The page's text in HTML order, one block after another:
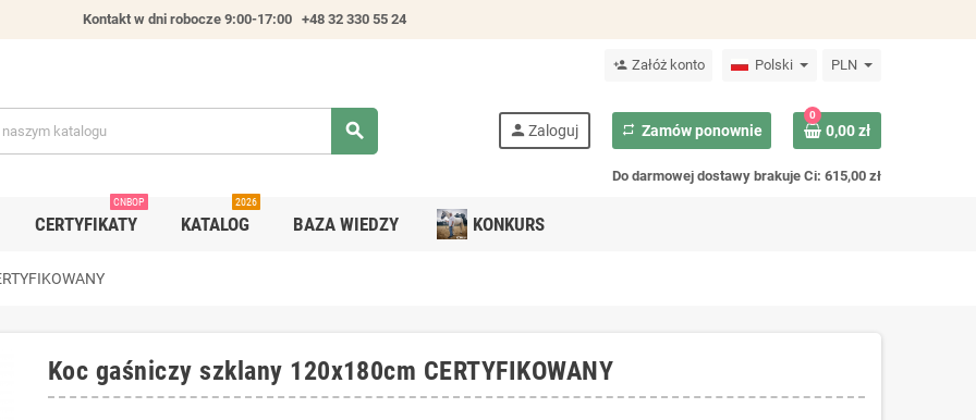
Kontakt w dni robocze 9:00-17:00 +48 32 330 55 24
person_add Załóż konto Polski PLN
search person Zaloguj repeat Zamów ponownie
0
0,00 zł
Do darmowej dostawy brakuje Ci: 615,00 zł
CERTYFIKATY
CNBOP
KATALOG
2026
BAZA WIEDZY KONKURS
Koc gaśniczy szklany 120x180cm CERTYFIKOWANY